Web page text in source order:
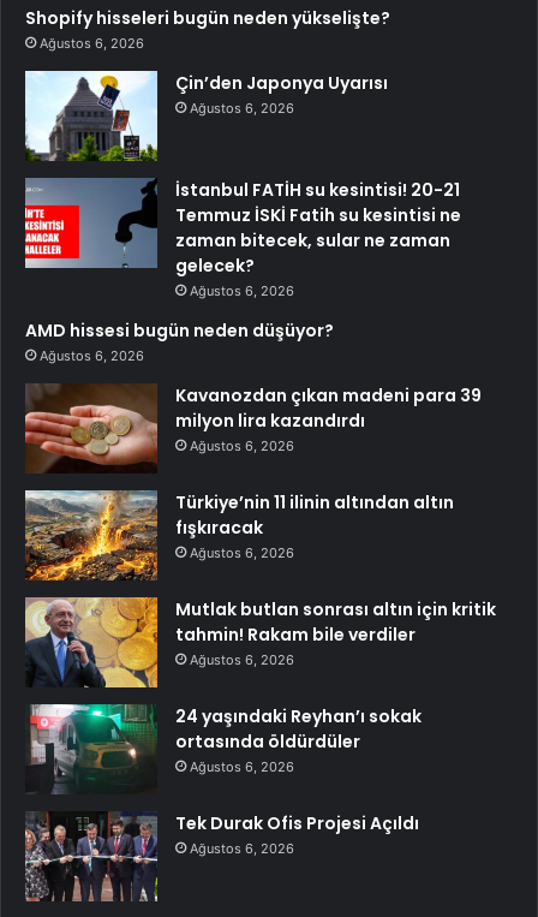
Shopify hisseleri bugün neden yükselişte?
Ağustos 6, 2026
Çin’den Japonya Uyarısı
Ağustos 6, 2026
İstanbul FATİH su kesintisi! 20-21
Temmuz İSKİ Fatih su kesintisi ne
zaman bitecek, sular ne zaman
gelecek?
Ağustos 6, 2026
AMD hissesi bugün neden düşüyor?
Ağustos 6, 2026
Kavanozdan çıkan madeni para 39
milyon lira kazandırdı
Ağustos 6, 2026
Türkiye’nin 11 ilinin altından altın
fışkıracak
Ağustos 6, 2026
Mutlak butlan sonrası altın için kritik
tahmin! Rakam bile verdiler
Ağustos 6, 2026
24 yaşındaki Reyhan’ı sokak
ortasında öldürdüler
Ağustos 6, 2026
Tek Durak Ofis Projesi Açıldı
Ağustos 6, 2026